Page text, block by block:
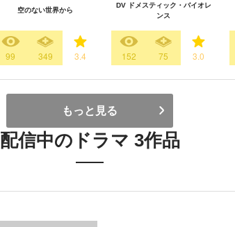
空のない世界から
99 349 3.4
DV ドメスティック・バイオレ
ンス
152 75 3.0
もっと見る
配信中のドラマ 3作品